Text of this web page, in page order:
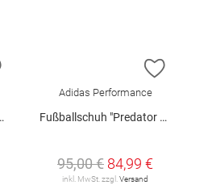
ZUR WUNSCHLISTE HINZUFÜGEN
ZUR
Adidas Performance
Fußballschuh "Predator League FT FG"
95,00 € 84,99 €
inkl. MwSt. zzgl. Versand